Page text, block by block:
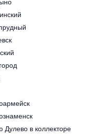
Ликино Дулево в коллекторе